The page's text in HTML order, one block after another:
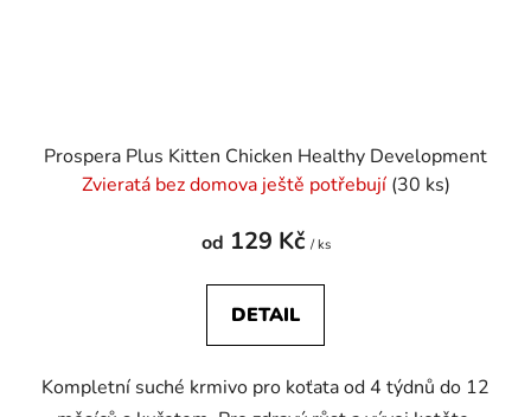
Prospera Plus Kitten Chicken Healthy Development
Zvieratá bez domova ještě potřebují (30 ks)
od 129 Kč / ks
DETAIL
Kompletní suché krmivo pro koťata od 4 týdnů do 12